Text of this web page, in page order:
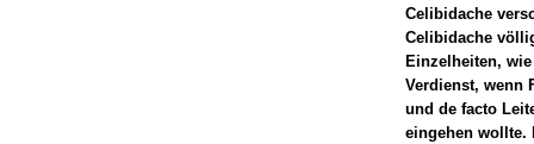
Celibidache
Celibidache
Einzelheiten,
Verdienst, wenn
und de facto
eingehen wollte.